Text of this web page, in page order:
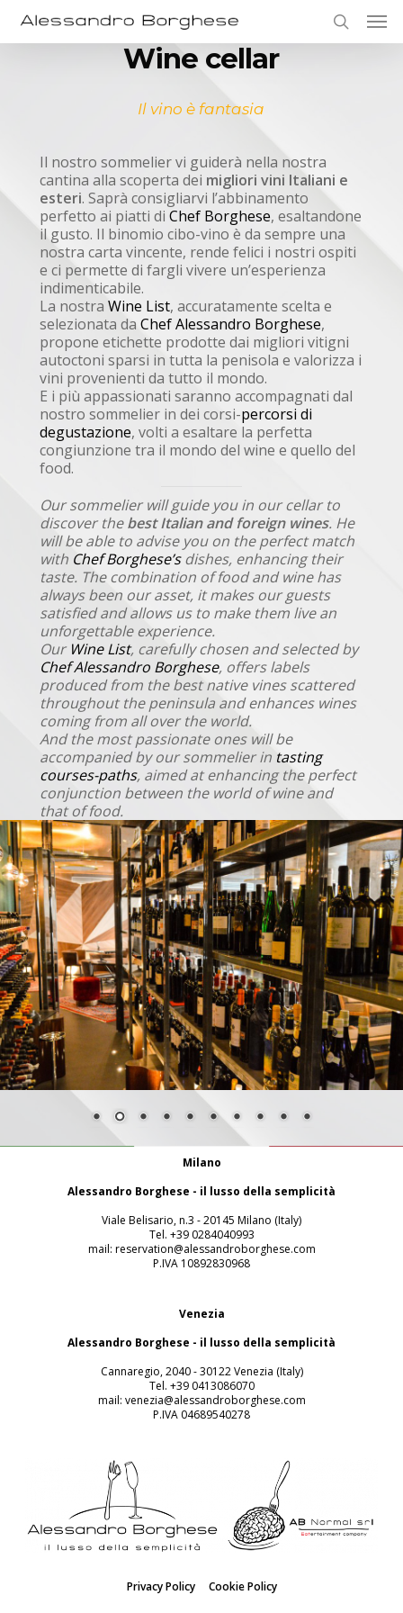
main
search
Wine cellar
Il vino è fantasia
Il nostro sommelier vi guiderà nella nostra
cantina alla scoperta dei migliori vini Italiani e
esteri. Saprà consigliarvi l’abbinamento
perfetto ai piatti di Chef Borghese, esaltandone
il gusto. Il binomio cibo-vino è da sempre una
nostra carta vincente, rende felici i nostri ospiti
e ci permette di fargli vivere un’esperienza
indimenticabile.
La nostra Wine List, accuratamente scelta e
selezionata da Chef Alessandro Borghese,
propone etichette prodotte dai migliori vitigni
autoctoni sparsi in tutta la penisola e valorizza i
vini provenienti da tutto il mondo.
E i più appassionati saranno accompagnati dal
nostro sommelier in dei corsi-percorsi di
degustazione, volti a esaltare la perfetta
congiunzione tra il mondo del wine e quello del
food.
Our sommelier will guide you in our cellar to
discover thebest Italian and foreign wines. He
will be able to advise you on the perfect match
with Chef Borghese’sdishes, enhancing their
taste. The combination of food and wine has
always been our asset, it makes our guests
satisfied and allows us to make them live an
unforgettable experience.
Our Wine List, carefully chosen and selected by
Chef Alessandro Borghese, offers labels
produced from the best native vines scattered
throughout the peninsula and enhances wines
coming from all over the world.
And the most passionate ones will be
accompanied by our sommelier in tasting
courses-paths, aimed at enhancing the perfect
conjunction between the world of wine and
that of food.
Milano
Alessandro Borghese - il lusso della semplicità
Viale Belisario, n.3 - 20145 Milano (Italy)
Tel. +39 0284040993
mail: reservation@alessandroborghese.com
P.IVA 10892830968
Venezia
Alessandro Borghese - il lusso della semplicità
Cannaregio, 2040 - 30122 Venezia (Italy)
Tel. +39 0413086070
mail: venezia@alessandroborghese.com
P.IVA 04689540278
Privacy Policy Cookie Policy